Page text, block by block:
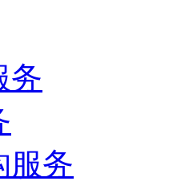
务
服务